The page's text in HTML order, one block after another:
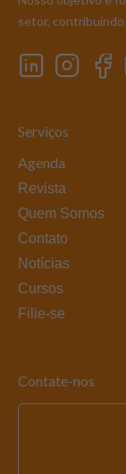
setor, contribuindo
Serviços
Agenda
Revista
Quem Somos
Contato
Notícias
Cursos
Filie-se
Contate-nos